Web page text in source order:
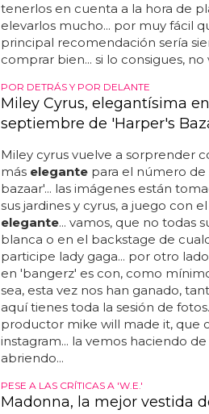
tenerlos en cuenta a la hora de
elevarlos mucho... por muy fácil
principal recomendación sería
comprar bien... si lo consigues, no
POR DETRÁS Y POR DELANTE
Miley Cyrus, elegantísima
septiembre de 'Harper's
Miley cyrus vuelve a sorprender
más elegantepara el número
bazaar'... las imágenes están
sus jardines y cyrus, a juego con
elegante... vamos, que no todas
blanca o en el backstage de
participe lady gaga... por otro
en 'bangerz' es con, como
sea, esta vez nos han ganado,
aquí tienes toda la sesión de
productor mike will made it, que
instagram... la vemos haciendo
abriendo...
PESE A LAS CRÍTICAS A 'W.E.'
Madonna, la mejor vestida